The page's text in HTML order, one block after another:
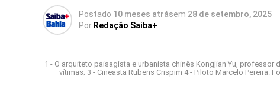
Postado 10 meses atrásem 28 de setembro, 2025
Por Redação Saiba+
1 - O arquiteto paisagista e urbanista chinês Kongjian Yu, professor
vítimas; 3 - Cineasta Rubens Crispim 4 - Piloto Marcelo Pereira.